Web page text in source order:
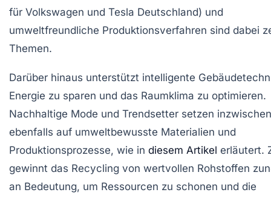
für Volkswagen und Tesla Deutschland) und
umweltfreundliche Produktionsverfahren sind dabei
Themen.
Darüber hinaus unterstützt intelligente
Energie zu sparen und das Raumklima zu optimieren.
Nachhaltige Mode und Trendsetter setzen inzwischen
ebenfalls auf umweltbewusste Materialien und
Produktionsprozesse, wie in diesem Artikel erläutert.
gewinnt das Recycling von wertvollen Rohstoffen
an Bedeutung, um Ressourcen zu schonen und die